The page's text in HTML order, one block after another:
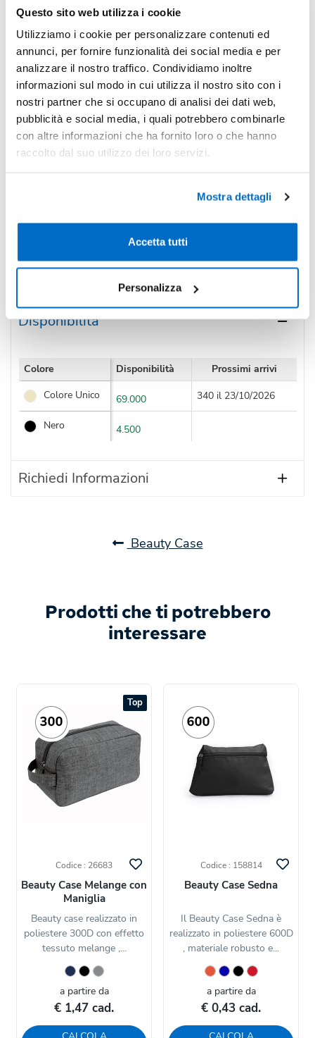
Questo sito web utilizza i cookie
Utilizziamo i cookie per personalizzare contenuti ed
annunci, per fornire funzionalità dei social media e per
analizzare il nostro traffico. Condividiamo inoltre
informazioni sul modo in cui utilizza il nostro sito con i
nostri partner che si occupano di analisi dei dati web,
pubblicità e social media, i quali potrebbero combinarle
con altre informazioni che ha fornito loro o che hanno
raccolto dal suo utilizzo dei loro servizi.
Mostra dettagli
Accetta tutti
Personalizza
Pezzi 50 -
Pezzi 100 -22% € 1,48
Pezzi 500 -36% € 1,21
Pezzi 1000 -41% € 1,12
*Prezzi prodotto per quantità merce neutra e prezzi IVA
Non trovi la quantità in tabella?Calcola il preventivo
IVA incl.
Condividi
Disponibilità
Colore Disponibilità
Prossimi arrivi
Colore Unico
69.000 340 il 23/10/2026
Nero 4.500
Richiedi Informazioni
Beauty Case
Prodotti che ti potrebbero
interessare
Top
Codice : 26683
Beauty Case Melange con
Maniglia
Beauty case realizzato in
poliestere 300D con effetto
tessuto melange ,...
a partire da
€ 1,47 cad.
Codice : 158814
Beauty Case Sedna
Il Beauty Case Sedna è
realizzato in poliestere 600D
, materiale robusto e...
a partire da
€ 0,43 cad.